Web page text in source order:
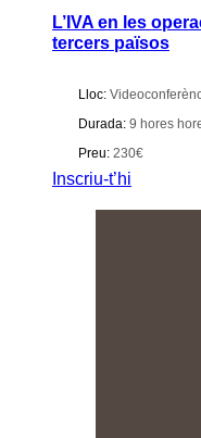
L’IVA en les
tercers països
Lloc:
Durada: 9 hores
Preu: 230€
Inscriu-t’hi